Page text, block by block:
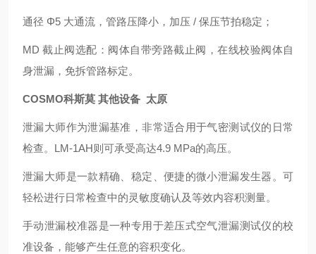
通径 Φ5 大通流，管路压降小，加压 / 保压节拍稳定；
MD 截止阀选配：阀体自带旁路截止阀，在线校验阀体自
身泄漏，免拆管路标定。
COSMO科斯莫 其他设备 太原
泄漏大师作为泄漏基准，非常适合用于气密测试仪的日常
检查。LM-1AH则可承受高达4.9 MPa的高压。
泄漏大师是一款精确、稳定、便捷的微小泄漏发生器。可
轻松进行日常检查中的灵敏度确认及等效内容积测量。
手动泄漏校准器是一种专用于差压式空气泄漏测试仪的校
准设备，能够产生任意的容积变化。